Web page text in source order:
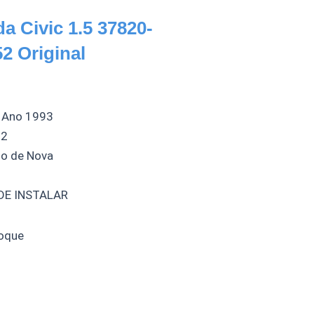
Civic 1.5 37820-
Original
1993
de Nova
INSTALAR